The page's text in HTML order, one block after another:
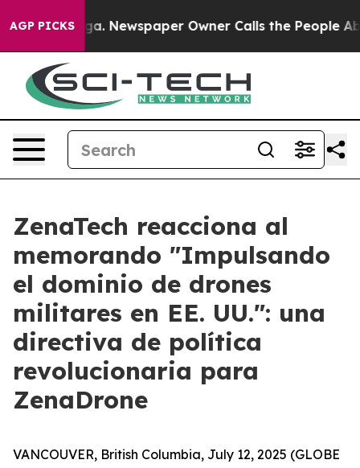
AGP PICKSNewspaper Owner Calls the People Abruptly
ZenaTech reacciona al
memorando "Impulsando
el dominio de drones
militares en EE. UU.": una
directiva de política
revolucionaria para
ZenaDrone
VANCOUVER, British Columbia, July 12, 2025 (GLOBE